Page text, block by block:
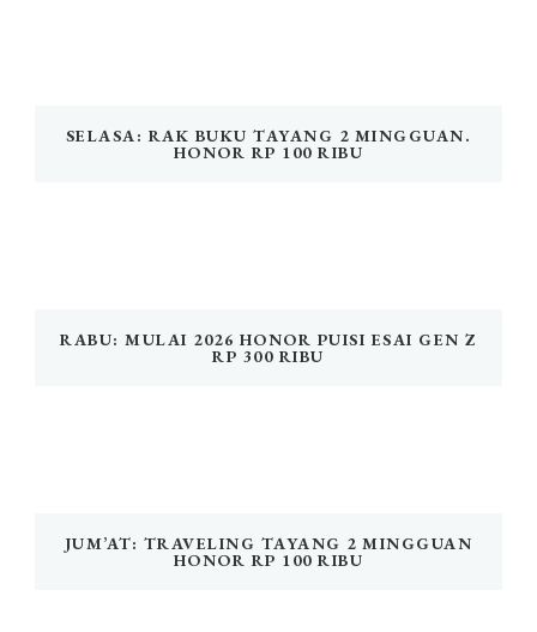
SELASA: RAK BUKU TAYANG 2 MINGGUAN.
HONOR RP 100 RIBU
RABU: MULAI 2026 HONOR PUISI ESAI GEN Z
RP 300 RIBU
JUM’AT: TRAVELING TAYANG 2 MINGGUAN
HONOR RP 100 RIBU